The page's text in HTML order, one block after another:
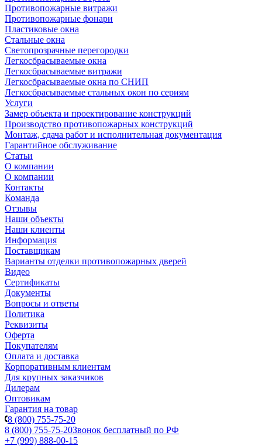
Противопожарные витражи
Противопожарные фонари
Пластиковые окна
Стальные окна
Светопрозрачные перегородки
Легкосбрасываемые окна
Легкосбрасываемые витражи
Легкосбрасываемые окна по СНИП
Легкосбрасываемые стальных окон по сериям
Услуги
Замер объекта и проектирование конструкций
Производство противопожарных конструкций
Монтаж, сдача работ и исполнительная документация
Гарантийное обслуживание
Статьи
О компании
О компании
Контакты
Команда
Отзывы
Наши объекты
Наши клиенты
Информация
Поставщикам
Варианты отделки противопожарных дверей
Видео
Сертификаты
Документы
Вопросы и ответы
Политика
Реквизиты
Оферта
Покупателям
Оплата и доставка
Корпоративным клиентам
Для крупных заказчиков
Дилерам
Оптовикам
Гарантия на товар
8 (800) 755-75-20
8 (800) 755-75-20Звонок бесплатный по РФ
+7 (999) 888-00-15